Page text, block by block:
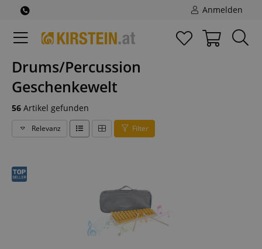
Anmelden
Drums/Percussion
Geschenkewelt
56 Artikel gefunden
Relevanz Filter